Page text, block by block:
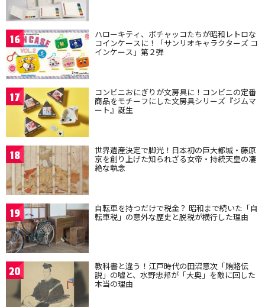
16 ハローキティ、ポチャッコたちが昭和レトロな
コインケースに！「サンリオキャラクターズ コ
インケース」第２弾
17 コンビニおにぎりが文房具に！コンビニの定番
商品をモチーフにした文房具シリーズ『ジムマ
ート』誕生
18 世界遺産決定で脚光！日本初の巨大都城・藤原
京を創り上げた知られざる女帝・持統天皇の凄
絶な執念
19 自転車を持つだけで税金？ 昭和まで続いた「自
転車税」の意外な歴史と脱税が横行した理由
20 教科書と違う！江戸時代の田沼意次「賄賂伝
説」の嘘と、水野忠邦が「大奥」を敵に回した
本当の理由